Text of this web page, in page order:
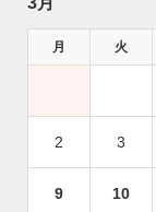
月 火
2 3
9 10